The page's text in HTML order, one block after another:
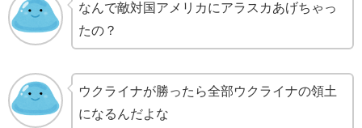
なんで敵対国アメリカにアラスカあげちゃっ
たの？
ウクライナが勝ったら全部ウクライナの領土
になるんだよな